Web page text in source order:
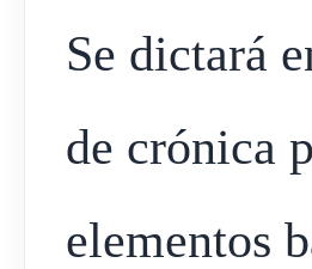
Se dictará
de crónica
elementos